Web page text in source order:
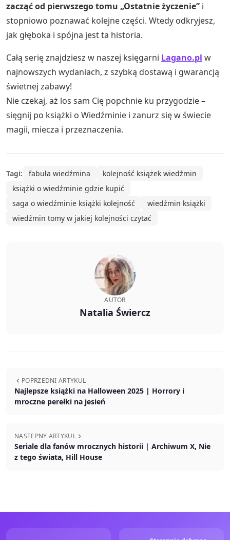
zacząć od pierwszego tomu „Ostatnie życzenie” i
stopniowo poznawać kolejne części. Wtedy odkryjesz,
jak głęboka i spójna jest ta historia.
Całą serię znajdziesz w naszej księgarni Lagano.pl w
najnowszych wydaniach, z szybką dostawą i gwarancją
świetnej zabawy!
Nie czekaj, aż los sam Cię popchnie ku przygodzie –
sięgnij po książki o Wiedźminie i zanurz się w świecie
magii, miecza i przeznaczenia.
Tagi: fabuła wiedźmina
kolejność książek wiedźmin
książki o wiedźminie gdzie kupić
saga o wiedźminie książki kolejność
wiedźmin książki
wiedźmin tomy w jakiej kolejności czytać
AUTOR
Natalia Świercz
POPRZEDNI ARTYKUL
Najlepsze książki na Halloween 2025 | Horrory i
mroczne perełki na jesień
NASTEPNY ARTYKUL
Seriale dla fanów mrocznych historii | Archiwum X, Nie
z tego świata, Hill House